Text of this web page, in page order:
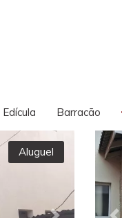
Edícula Barracão
Aluguel